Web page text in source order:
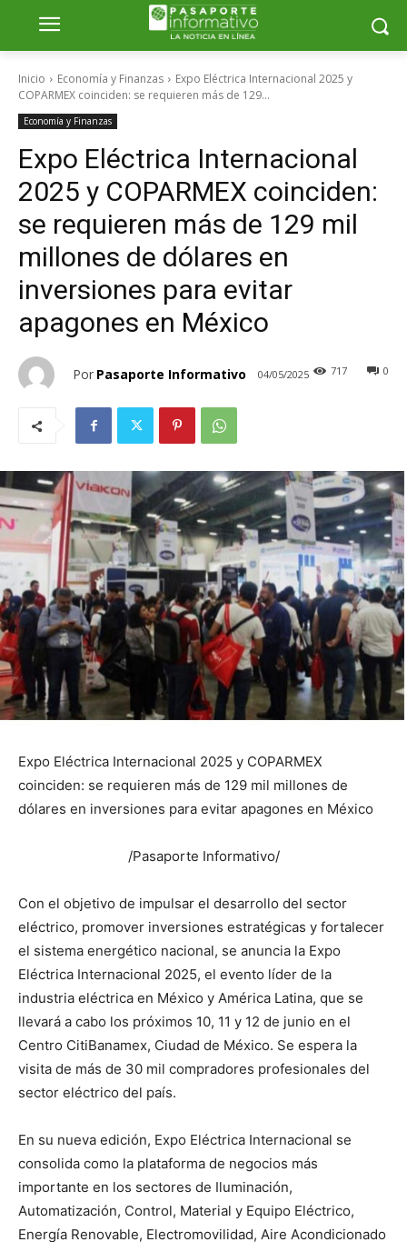
Inicio Economía y Finanzas
Expo Eléctrica Internacional 2025 y
COPARMEX coinciden: se requieren más de 129...
Economía y Finanzas
Expo Eléctrica Internacional
2025 y COPARMEX coinciden:
se requieren más de 129 mil
millones de dólares en
inversiones para evitar
apagones en México
Por Pasaporte Informativo 04/05/2025 0
717
Expo Eléctrica Internacional 2025 y COPARMEX
coinciden: se requieren más de 129 mil millones de
dólares en inversiones para evitar apagones en México
/Pasaporte Informativo/
Con el objetivo de impulsar el desarrollo del sector
eléctrico, promover inversiones estratégicas y fortalecer
el sistema energético nacional, se anuncia la Expo
Eléctrica Internacional 2025, el evento líder de la
industria eléctrica en México y América Latina, que se
llevará a cabo los próximos 10, 11 y 12 de junio en el
Centro CitiBanamex, Ciudad de México. Se espera la
visita de más de 30 mil compradores profesionales del
sector eléctrico del país.
En su nueva edición, Expo Eléctrica Internacional se
consolida como la plataforma de negocios más
importante en los sectores de Iluminación,
Automatización, Control, Material y Equipo Eléctrico,
Energía Renovable, Electromovilidad, Aire Acondicionado